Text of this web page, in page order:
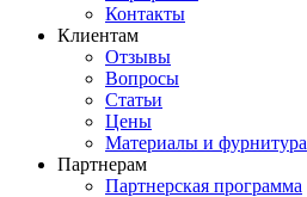
Контакты
Клиентам
Отзывы
Вопросы
Статьи
Цены
Материалы и фурнитура
Партнерам
Партнерская программа